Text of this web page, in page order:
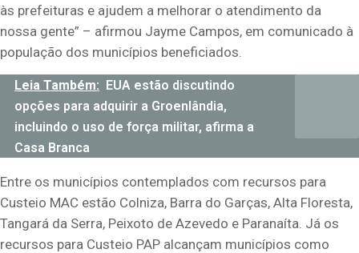
às prefeituras e ajudem a melhorar o atendimento da
nossa gente” – afirmou Jayme Campos, em comunicado à
população dos municípios beneficiados.
Leia Também: EUA estão discutindo
opções para adquirir a Groenlândia,
incluindo o uso de força militar, afirma a
Casa Branca
Entre os municípios contemplados com recursos para
Custeio MAC estão Colniza, Barra do Garças, Alta Floresta,
Tangará da Serra, Peixoto de Azevedo e Paranaíta. Já os
recursos para Custeio PAP alcançam municípios como